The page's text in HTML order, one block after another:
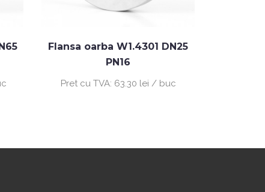
Flansa oarba W1.4301 DN25
PN16
Pret cu TVA: 63.30 lei / buc